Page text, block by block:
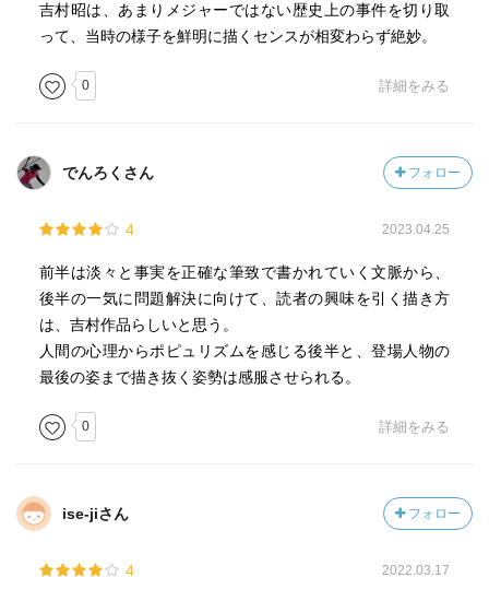
吉村昭は、あまりメジャーではない歴史上の事件を切り取
って、当時の様子を鮮明に描くセンスが相変わらず絶妙。
0 詳細をみる
でんろくさん フォロー
4 2023.04.25
前半は淡々と事実を正確な筆致で書かれていく文脈から、
後半の一気に問題解決に向けて、読者の興味を引く描き方
は、吉村作品らしいと思う。
人間の心理からポピュリズムを感じる後半と、登場人物の
最後の姿まで描き抜く姿勢は感服させられる。
0 詳細をみる
ise-jiさん フォロー
4 2022.03.17